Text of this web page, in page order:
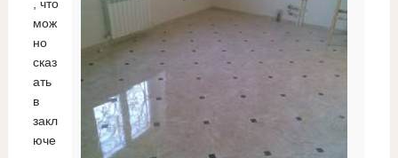
, что
мож
но
сказ
ать
в
закл
юче